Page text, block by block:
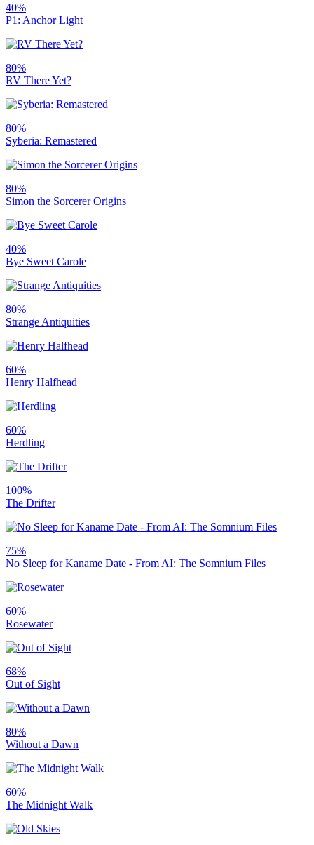
40%
P1: Anchor Light
80%
RV There Yet?
80%
Syberia: Remastered
80%
Simon the Sorcerer Origins
40%
Bye Sweet Carole
80%
Strange Antiquities
60%
Henry Halfhead
60%
Herdling
100%
The Drifter
75%
No Sleep for Kaname Date - From AI: The Somnium Files
60%
Rosewater
68%
Out of Sight
80%
Without a Dawn
60%
The Midnight Walk